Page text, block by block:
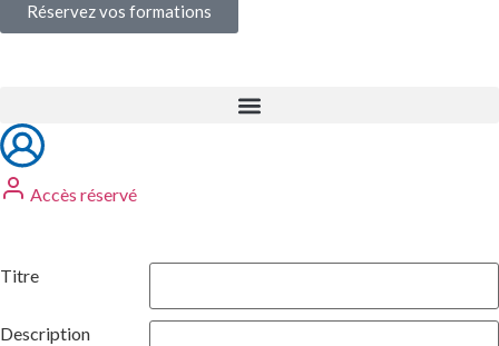
Réservez vos formations
Accès réservé
Titre
Description